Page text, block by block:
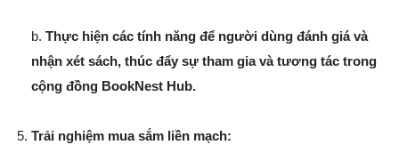
b. Thực hiện các tính năng để người dùng đánh giá và
nhận xét sách, thúc đẩy sự tham gia và tương tác trong
cộng đồng BookNest Hub.
Trải nghiệm mua sắm liền mạch: